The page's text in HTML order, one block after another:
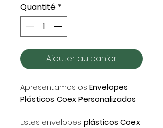
Quantité *
Ajouter au panier
Apresentamos os Envelopes
Plásticos Coex Personalizados!
Estes envelopes plásticos Coex